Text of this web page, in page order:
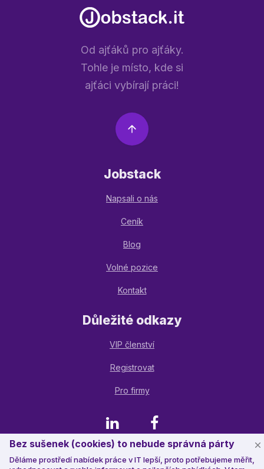
Bez sušenek (cookies) to nebude správná párty
Děláme prostředí nabídek práce v IT lepší, proto potřebujeme měřit,
Od ajťáků pro ajťáky.
Tohle je místo, kde si
ajťáci vybírají práci!
Jobstack
Napsali o nás
Ceník
Blog
Volné pozice
Kontakt
Důležité odkazy
VIP členství
Registrovat
Pro firmy
LinkedIn Facebook
© 2023 Jobstack.it, všechna práva vyhrazena